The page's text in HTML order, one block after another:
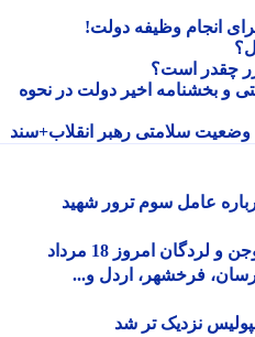
است؟
بخشنامه اخیر دولت در نحوه
سلامتی رهبر انقلاب+سند
عامل سوم ترور شهید
جدول قطعی برق شهرکرد، بروجن و لردگان امروز 18 مرداد
فرخشهر، اردل و...
نزدیک تر شد